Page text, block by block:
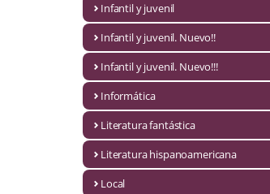
Guerra Civil Española
Infantil y juvenil
Infantil y juvenil. Nuevo!!
Infantil y juvenil
Infantil y juvenil. Nuevo!!
Infantil y juvenil. Nuevo!!!
Informática
Literatura fantástica
Literatura hispanoamericana
Local